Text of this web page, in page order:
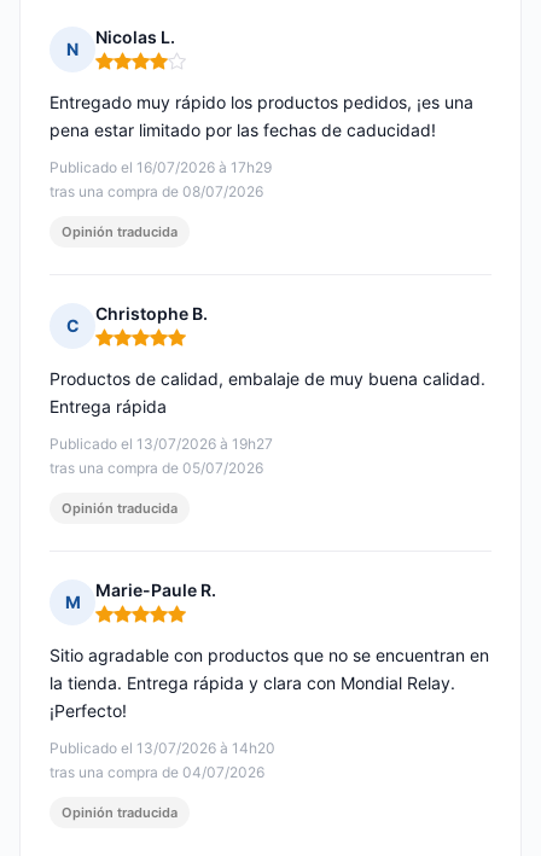
N
Nicolas L.
Nota: 4 de 5
Publicado el 16/07/2026 à 17h29
tras una compra de 08/07/2026
Entregado muy rápido los productos pedidos, ¡es una
pena estar limitado por las fechas de caducidad!
Opinión traducida
C
Christophe B.
Nota: 5 de 5
Publicado el 13/07/2026 à 19h27
tras una compra de 05/07/2026
Productos de calidad, embalaje de muy buena calidad.
Entrega rápida
Opinión traducida
M
Marie-Paule R.
Nota: 5 de 5
Publicado el 13/07/2026 à 14h20
tras una compra de 04/07/2026
Sitio agradable con productos que no se encuentran en
la tienda. Entrega rápida y clara con Mondial Relay.
¡Perfecto!
Opinión traducida